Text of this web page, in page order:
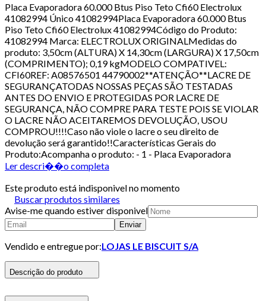
Placa Evaporadora 60.000 Btus Piso Teto Cfi60 Electrolux
41082994 Único 41082994Placa Evaporadora 60.000 Btus
Piso Teto Cfi60 Electrolux 41082994Código do Produto:
41082994 Marca: ELECTROLUX ORIGINALMedidas do
produto: 3,50cm (ALTURA) X 14,30cm (LARGURA) X 17,50cm
(COMPRIMENTO); 0,19 kgMODELO COMPATIVEL:
CFI60REF: A08576501 44790002**ATENÇÃO**LACRE DE
SEGURANÇATODAS NOSSAS PEÇAS SÃO TESTADAS
ANTES DO ENVIO E PROTEGIDAS POR LACRE DE
SEGURANÇA, NÃO COMPRE PARA TESTE POIS SE VIOLAR
O LACRE NÃO ACEITAREMOS DEVOLUÇÃO, USOU
COMPROU!!!!Caso não viole o lacre o seu direito de
devolução será garantido!!Características Gerais do
Produto:Acompanha o produto: - 1 - Placa Evaporadora
Ler descri��o completa
Este produto está indisponivel no momento
Buscar produtos similares
Avise-me quando estiver disponivel
Enviar
Vendido e entregue por:LOJAS LE BISCUIT S/A
Descrição do produto